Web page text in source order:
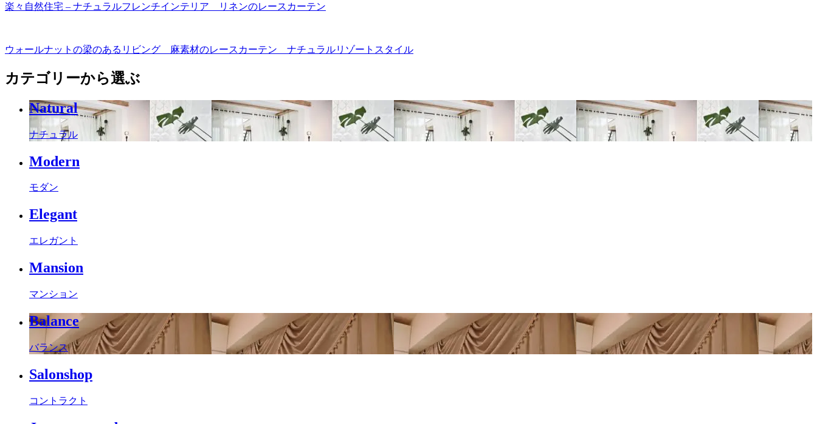
楽々自然住宅 – ナチュラルフレンチインテリア リネンのレースカーテン
ウォールナットの梁のあるリビング 麻素材のレースカーテン ナチュラルリゾートスタイル
カテゴリーから選ぶ
Natural
ナチュラル
Modern
モダン
Elegant
エレガント
Mansion
マンション
Balance
バランス
Salonshop
コントラクト